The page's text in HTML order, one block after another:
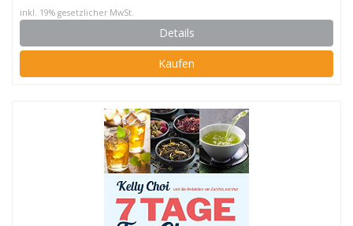
inkl. 19% gesetzlicher MwSt.
Details
Kaufen